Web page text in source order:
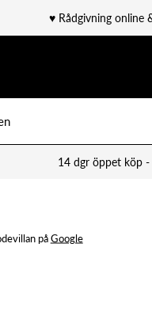
♥️ Rådgivning online
14 dgr öppet köp